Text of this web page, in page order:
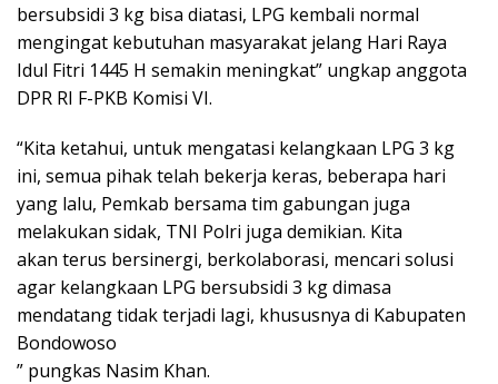
bersubsidi 3 kg bisa diatasi, LPG kembali normal
mengingat kebutuhan masyarakat jelang Hari Raya
Idul Fitri 1445 H semakin meningkat” ungkap anggota
DPR RI F-PKB Komisi VI.
“Kita ketahui, untuk mengatasi kelangkaan LPG 3 kg
ini, semua pihak telah bekerja keras, beberapa hari
yang lalu, Pemkab bersama tim gabungan juga
melakukan sidak, TNI Polri juga demikian. Kita
akan terus bersinergi, berkolaborasi, mencari solusi
agar kelangkaan LPG bersubsidi 3 kg dimasa
mendatang tidak terjadi lagi, khususnya di Kabupaten
Bondowoso
” pungkas Nasim Khan.